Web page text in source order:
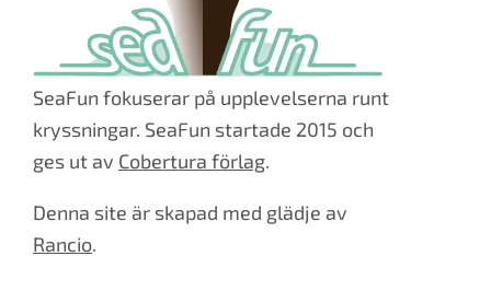
SeaFun fokuserar på upplevelserna runt
kryssningar. SeaFun startade 2015 och
ges ut av Cobertura förlag.
Denna site är skapad med glädje av
Rancio.